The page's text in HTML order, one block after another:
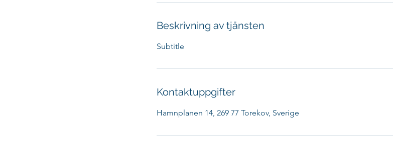
Beskrivning av tjänsten
Subtitle
Kontaktuppgifter
Hamnplanen 14, 269 77 Torekov, Sverige